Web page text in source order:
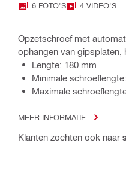
6 FOTO'S 4 VIDEO'S
Opzetschroef met
ophangen van gipsplaten,
Lengte: 180 mm
Minimale
Maximale
MEER INFORMATIE
Klanten zochten ook naar